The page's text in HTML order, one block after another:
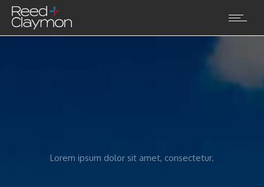
Lorem ipsum dolor sit amet, consectetur.